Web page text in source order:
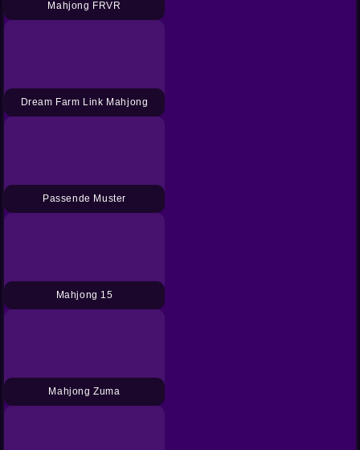
Mahjong FRVR
Dream Farm Link Mahjong
Passende Muster
Mahjong 15
Mahjong Zuma